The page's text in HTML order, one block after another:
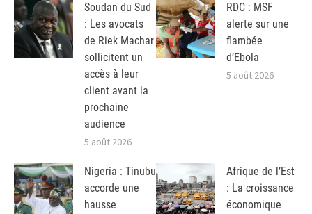
Soudan du Sud
: Les avocats
de Riek Machar
sollicitent un
accès à leur
client avant la
prochaine
audience
5 août 2026
RDC : MSF
alerte sur une
flambée
d’Ebola
5 août 2026
Nigeria : Tinubu
accorde une
hausse
Afrique de l’Est
: La croissance
économique